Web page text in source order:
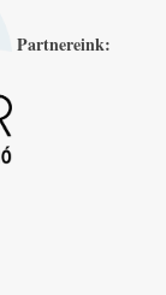
Partnereink: